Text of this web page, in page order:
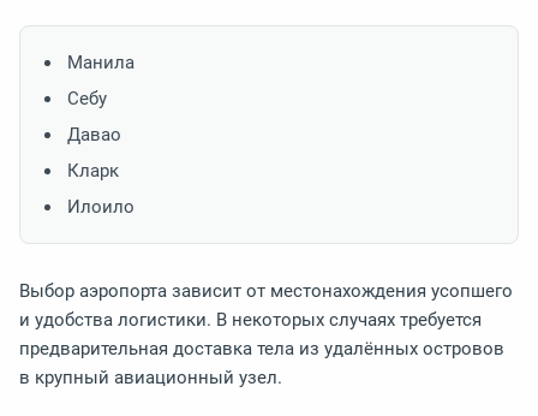
Манила
Себу
Давао
Кларк
Илоило
Выбор аэропорта зависит от местонахождения усопшего
и удобства логистики. В некоторых случаях требуется
предварительная доставка тела из удалённых островов
в крупный авиационный узел.